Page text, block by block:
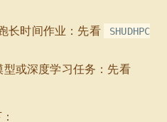
长时间作业：先看
SHUDHPC
或深度学习任务：先看